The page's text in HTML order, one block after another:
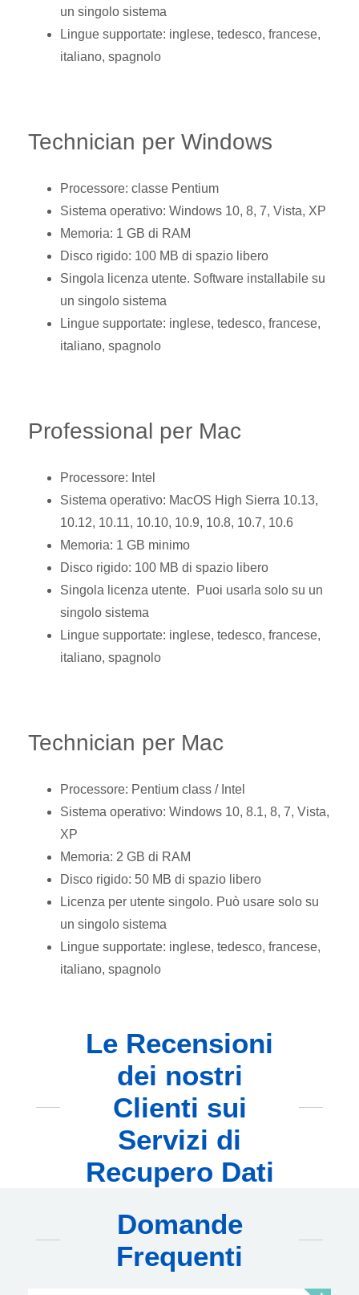
un singolo sistema
Lingue supportate: inglese, tedesco, francese,
italiano, spagnolo
Technician per Windows
Processore: classe Pentium
Sistema operativo: Windows 10, 8, 7, Vista, XP
Memoria: 1 GB di RAM
Disco rigido: 100 MB di spazio libero
Singola licenza utente. Software installabile su
un singolo sistema
Lingue supportate: inglese, tedesco, francese,
italiano, spagnolo
Professional per Mac
Processore: Intel
Sistema operativo: MacOS High Sierra 10.13,
10.12, 10.11, 10.10, 10.9, 10.8, 10.7, 10.6
Memoria: 1 GB minimo
Disco rigido: 100 MB di spazio libero
Singola licenza utente. Puoi usarla solo su un
singolo sistema
Lingue supportate: inglese, tedesco, francese,
italiano, spagnolo
Technician per Mac
Processore: Pentium class / Intel
Sistema operativo: Windows 10, 8.1, 8, 7, Vista,
XP
Memoria: 2 GB di RAM
Disco rigido: 50 MB di spazio libero
Licenza per utente singolo. Può usare solo su
un singolo sistema
Lingue supportate: inglese, tedesco, francese,
italiano, spagnolo
Le Recensioni
dei nostri
Clienti sui
Servizi di
Recupero Dati
Domande
Frequenti